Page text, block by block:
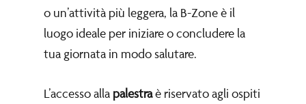
o un’attività più leggera, la B-Zone è il
luogo ideale per iniziare o concludere la
tua giornata in modo salutare.
L’accesso alla palestraè riservato agli ospiti